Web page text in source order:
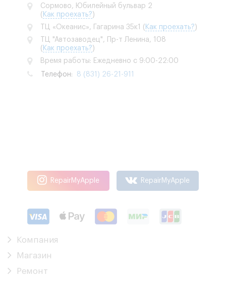
Сормово, Юбилейный бульвар 2
( Как проехать? )
ТЦ «Океанис», Гагарина 35к1
( Как проехать? )
ТЦ "Автозаводец", Пр-т Ленина, 108
( Как проехать? )
Время работы: Ежедневно с 9:00-22:00
Телефон: 8 (831) 26-21-911
RepairMyApple RepairMyApple
Компания
Магазин
Ремонт